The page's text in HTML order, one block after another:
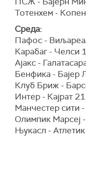
Тотенхем -
Среда:
Пафос -
Карабаг - Челси
Ајакс -
Бенфика - Бајер
Клуб Бриж -
Интер - Кајрат
Манчестер сити
Олимпик Марсеј
Њукасл -